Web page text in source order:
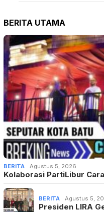
BERITA UTAMA
BERITA Agustus 5, 2026
Kolaborasi PartiLibur
BERITA Agustus 5,
Presiden LIRA